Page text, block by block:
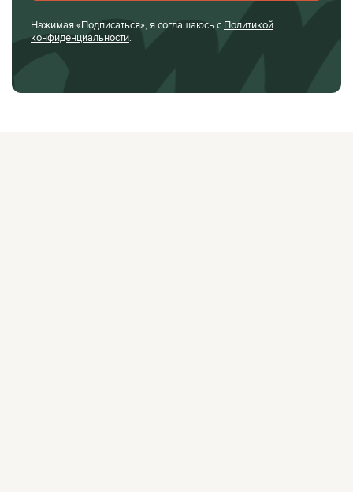
Нажимая «Подписаться», я соглашаюсь с Политикой
конфиденциальности.